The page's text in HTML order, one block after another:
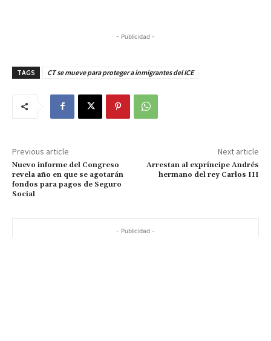
- Publicidad -
TAGS CT se mueve para proteger a inmigrantes del ICE
Previous article
Nuevo informe del Congreso
revela año en que se agotarán
fondos para pagos de Seguro
Social
Next article
Arrestan al expríncipe Andrés
hermano del rey Carlos III
- Publicidad -